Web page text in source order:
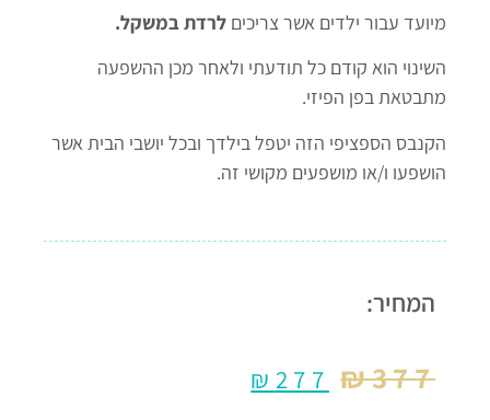
מיועד עבור ילדים אשר צריכים לרדת במשקל.
השינוי הוא קודם כל תודעתי ולאחר מכן ההשפעה
מתבטאת בפן הפיזי.
הקנבס הספציפי הזה יטפל בילדך ובכל יושבי הבית אשר
הושפעו ו/או מושפעים מקושי זה.
המחיר:
₪377
₪ 277